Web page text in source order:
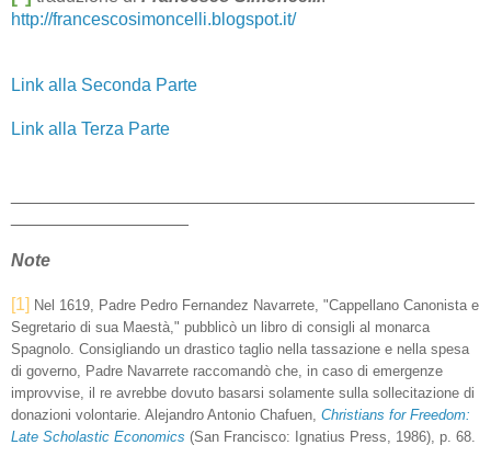
http://francescosimoncelli.blogspot.it/
Link alla Seconda Parte
Link alla Terza Parte
Note
[1] Nel 1619, Padre Pedro Fernandez Navarrete, "Cappellano Canonista e
Segretario di sua Maestà," pubblicò un libro di consigli al monarca
Spagnolo. Consigliando un drastico taglio nella tassazione e nella spesa
di governo, Padre Navarrete raccomandò che, in caso di emergenze
improvvise, il re avrebbe dovuto basarsi solamente sulla sollecitazione di
donazioni volontarie. Alejandro Antonio Chafuen, Christians for Freedom:
Late Scholastic Economics (San Francisco: Ignatius Press, 1986), p. 68.